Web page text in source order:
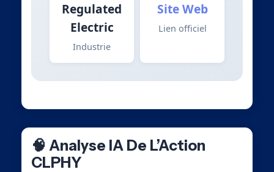
Regulated
Electric
Industrie
Site Web
Lien officiel
🧠 Analyse IA De L’Action
CLPHY